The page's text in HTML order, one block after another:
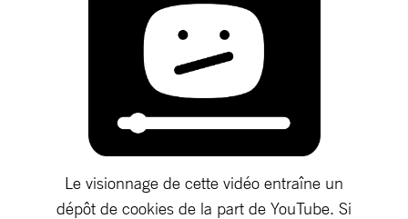
Le visionnage de cette vidéo entraîne un
dépôt de cookies de la part de YouTube. Si